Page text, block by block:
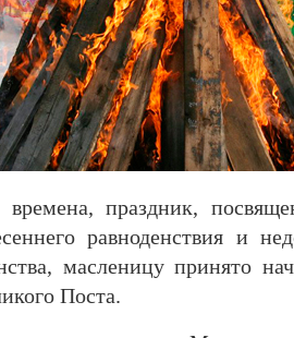
праздник,
равноденствия и
масленицу принято
Поста.